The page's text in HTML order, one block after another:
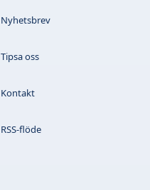
Nyhetsbrev
Tipsa oss
Kontakt
RSS-flöde